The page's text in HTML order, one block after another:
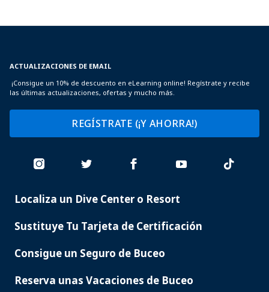
ACTUALIZACIONES DE EMAIL
¡Consigue un 10% de descuento en eLearning online! Regístrate y recibe
las últimas actualizaciones, ofertas y mucho más.
REGÍSTRATE (¡Y AHORRA!)
PADI
Localiza un Dive Center o Resort
Sustituye Tu Tarjeta de Certificación
Consigue un Seguro de Buceo
Reserva unas Vacaciones de Buceo